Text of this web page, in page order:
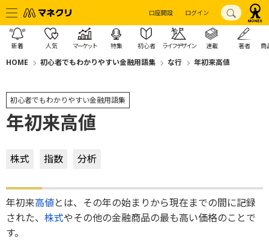
口座開設 ログイン
新着 人気 マーケット 特集 初心者 ライフデザイン 連載 著者 商
HOME 初心者でもわかりやすい金融用語集 な行 年初来高値
初心者でもわかりやすい金融用語集
年初来高値
株式 指数 分析
年初来高値とは、その年の始まりから現在までの間に記録
された、 株式やその他の金融商品の最も高い価格のことで
す。